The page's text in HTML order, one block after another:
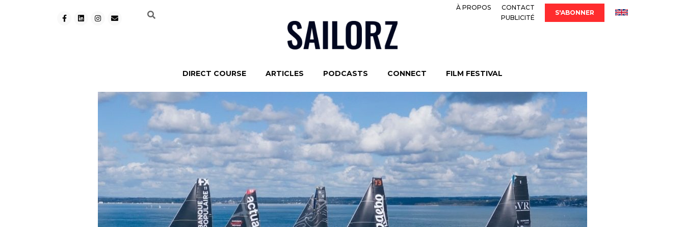
À PROPOS
CONTACT
PUBLICITÉ
S'ABONNER
DIRECT COURSE ARTICLES PODCASTS CONNECT FILM FESTIVAL